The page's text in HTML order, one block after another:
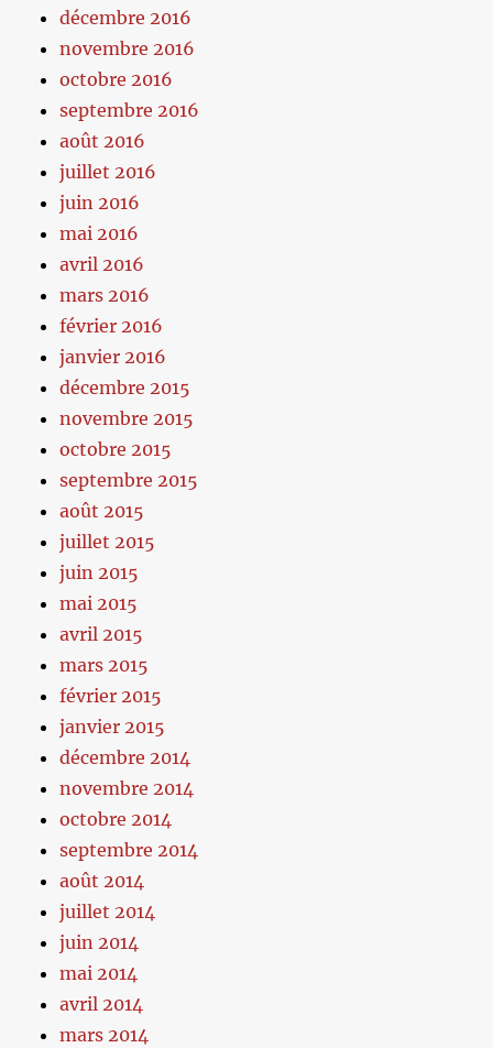
décembre 2016
novembre 2016
octobre 2016
septembre 2016
août 2016
juillet 2016
juin 2016
mai 2016
avril 2016
mars 2016
février 2016
janvier 2016
décembre 2015
novembre 2015
octobre 2015
septembre 2015
août 2015
juillet 2015
juin 2015
mai 2015
avril 2015
mars 2015
février 2015
janvier 2015
décembre 2014
novembre 2014
octobre 2014
septembre 2014
août 2014
juillet 2014
juin 2014
mai 2014
avril 2014
mars 2014